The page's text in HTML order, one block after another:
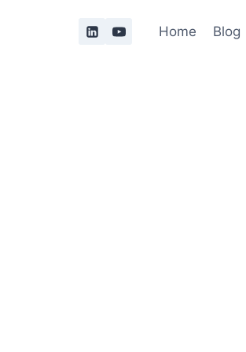
Home Blog